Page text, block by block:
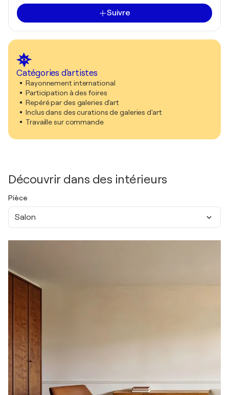
Suivre
Catégories d'artistes
Rayonnement international
Participation à des foires
Repéré par des galeries d'art
Inclus dans des curations de galeries d'art
Travaille sur commande
Découvrir dans des intérieurs
Pièce
Salon